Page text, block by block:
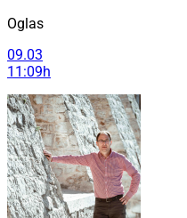
Oglas
09.03
11:09h